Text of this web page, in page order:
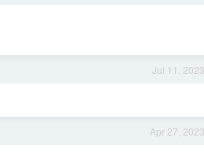
Jul 11, 2023
Apr 27, 2023